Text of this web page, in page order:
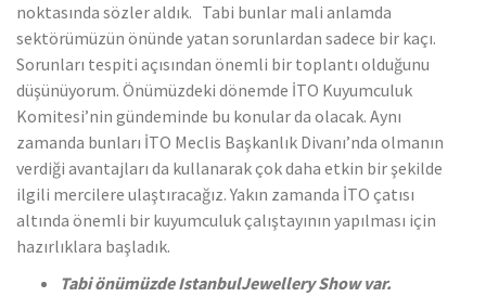
noktasında sözler aldık. Tabi bunlar mali anlamda
sektörümüzün önünde yatan sorunlardan sadece bir kaçı.
Sorunları tespiti açısından önemli bir toplantı olduğunu
düşünüyorum. Önümüzdeki dönemde İTO Kuyumculuk
Komitesi’nin gündeminde bu konular da olacak. Aynı
zamanda bunları İTO Meclis Başkanlık Divanı’nda olmanın
verdiği avantajları da kullanarak çok daha etkin bir şekilde
ilgili mercilere ulaştıracağız. Yakın zamanda İTO çatısı
altında önemli bir kuyumculuk çalıştayının yapılması için
hazırlıklara başladık.
Tabi önümüzde IstanbulJewellery Show var.